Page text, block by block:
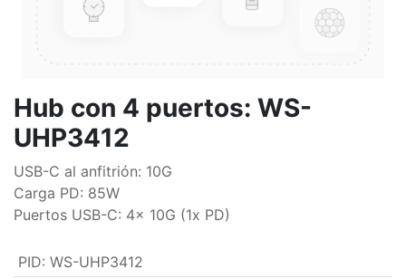
Hub con 4 puertos: WS-
UHP3412
USB-C al anfitrión: 10G
Carga PD: 85W
Puertos USB-C: 4x 10G (1x PD)
PID: WS-UHP3412